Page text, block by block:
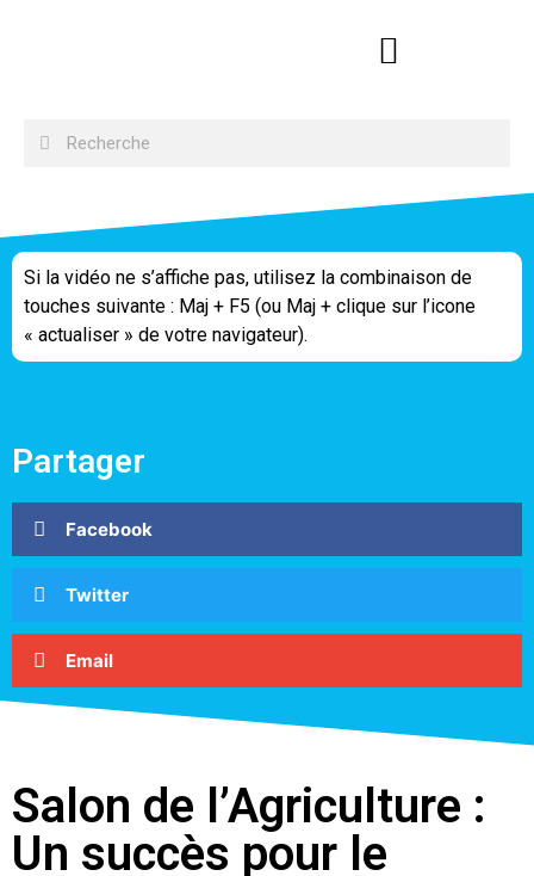
Si la vidéo ne s’affiche pas, utilisez la combinaison de
touches suivante : Maj + F5 (ou Maj + clique sur l’icone
« actualiser » de votre navigateur).
Partager
Facebook
Twitter
Email
Salon de l’Agriculture :
Un succès pour le